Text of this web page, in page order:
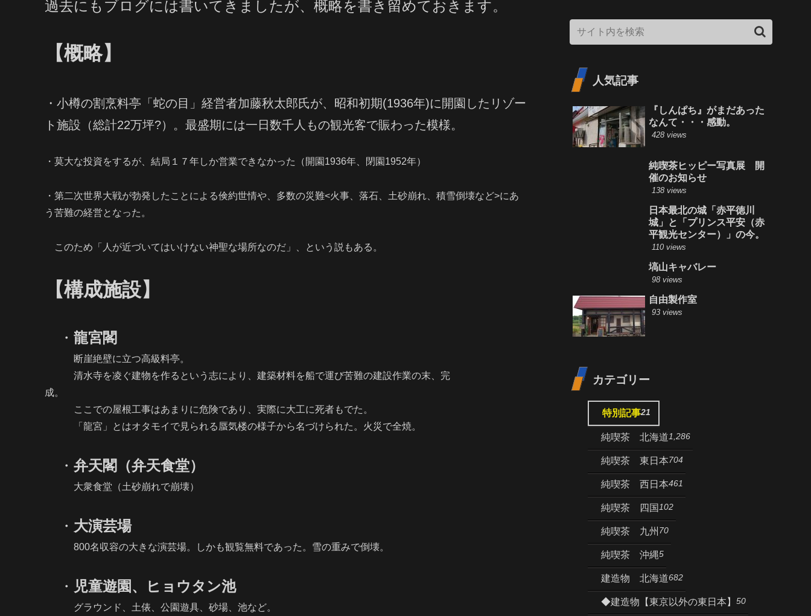
過去にもブログには書いてきましたが、概略を書き留めておきます。
【概略】
・小樽の割烹料亭「蛇の目」経営者加藤秋太郎氏が、昭和初期(1936年)に開園したリゾー
ト施設（総計22万坪?）。最盛期には一日数千人もの観光客で賑わった模様。
・莫大な投資をするが、結局１７年しか営業できなかった（開園1936年、閉園1952年）
・第二次世界大戦が勃発したことによる倹約世情や、多数の災難<火事、落石、土砂崩れ、積雪倒壊など>にあ
う苦難の経営となった。
このため「人が近づいてはいけない神聖な場所なのだ」、という説もある。
【構成施設】
・ 龍宮閣
断崖絶壁に立つ高級料亭。
清水寺を凌ぐ建物を作るという志により、建築材料を船で運び苦難の建設作業の末、完
成。
ここでの屋根工事はあまりに危険であり、実際に大工に死者もでた。
「龍宮」とはオタモイで見られる蜃気楼の様子から名づけられた。火災で全焼。
・ 弁天閣（弁天食堂）
大衆食堂（土砂崩れで崩壊）
・ 大演芸場
800名収容の大きな演芸場。しかも観覧無料であった。雪の重みで倒壊。
・ 児童遊園、ヒョウタン池
グラウンド、土俵、公園遊具、砂場、池など。
人気記事
『しんぱち』がまだあった
なんて・・・感動。
428 views
純喫茶ヒッピー写真展 開
催のお知らせ
138 views
日本最北の城「赤平徳川
城」と「プリンス平安（赤
平観光センター）」の今。
110 views
塙山キャバレー
98 views
自由製作室
93 views
カテゴリー
特別記事21
純喫茶 北海道1,286
純喫茶 東日本704
純喫茶 西日本461
純喫茶 四国 102
純喫茶 九州 70
純喫茶 沖縄5
建造物 北海道682
◆建造物【東京以外の東日本】 50